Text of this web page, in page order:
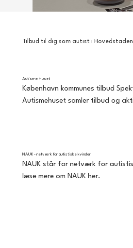
Tilbud til dig som autist i Hovedstaden
Autisme Huset
København kommunes tilbud
Autismehuset samler tilbud og
NAUK - netværk for autistiske kvinder
NAUK står for netværk for
læse mere om NAUK her.